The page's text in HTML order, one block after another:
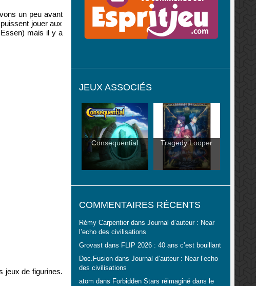
un peu avant
jouer aux
mais il y a
jeux de figurines.
JEUX ASSOCIÉS
Consequential Tragedy Looper
COMMENTAIRES RÉCENTS
Rémy Carpentierdans Journal d’auteur : Near
l’echo des civilisations
Grovastdans FLIP 2026 : 40 ans c’est bouillant
Doc.Fusiondans Journal d’auteur : Near l’echo
des civilisations
atom dans Forbidden Stars réimaginé dans le